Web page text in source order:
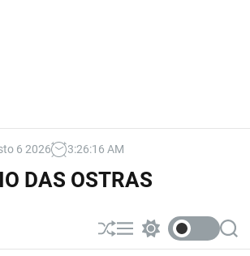
6 2026 3:26:17 AM
DAS OSTRAS
S
h
M
e w
S
e